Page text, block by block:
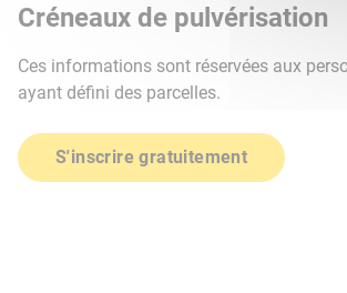
Créneaux de pulvérisation
Ces informations sont réservées aux
ayant défini des parcelles.
S'inscrire gratuitement